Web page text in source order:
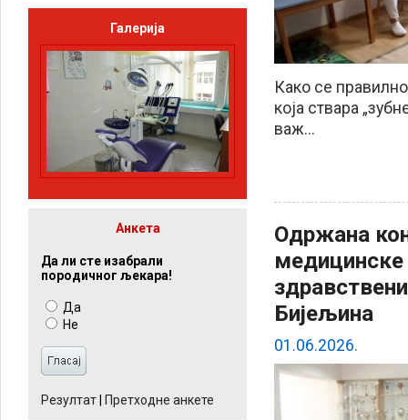
Галерија
Анкета
Да ли сте изабрали
породичног љекара!
Да
Не
Резултат Претходне анкете
Како се
која ствара
важ...
Одржана
медицинске
Бијељина
01.06.2026.